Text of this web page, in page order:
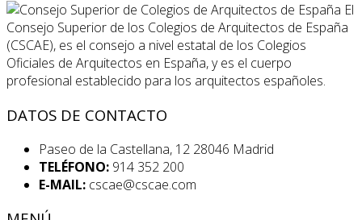
El
Consejo Superior de los Colegios de Arquitectos de España
(CSCAE), es el consejo a nivel estatal de los Colegios
Oficiales de Arquitectos en España, y es el cuerpo
profesional establecido para los arquitectos españoles.
DATOS DE CONTACTO
Paseo de la Castellana, 12 28046 Madrid
TELÉFONO: 914 352 200
E-MAIL: cscae@cscae.com